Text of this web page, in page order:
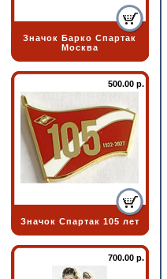
Значок Барко Спартак
Москва
500.00 р.
Значок Спартак 105 лет
700.00 р.